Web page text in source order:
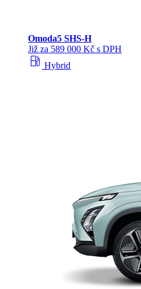
Omoda5 SHS‑H
Již za 589 000 Kč s DPH
local_gas_station Hybrid